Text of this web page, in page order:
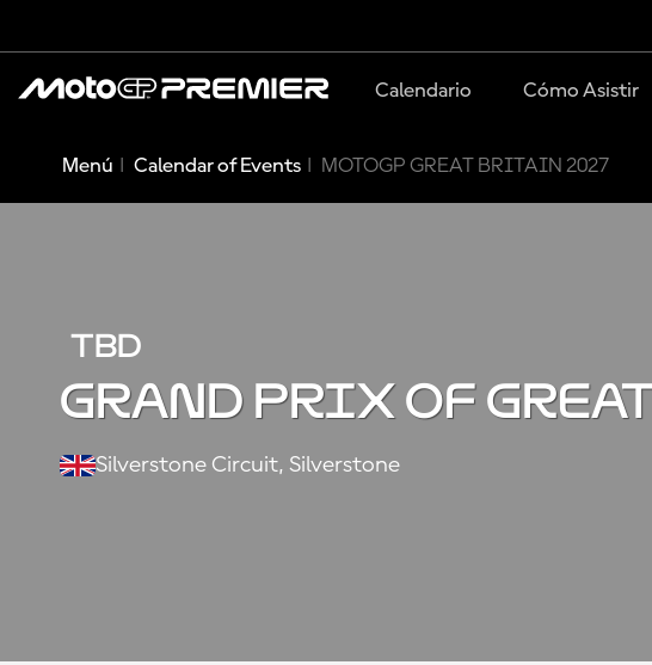
Calendario Cómo Asistir
Menú Calendar of Events MOTOGP GREAT BRITAIN 2027
TBD
GRAND PRIX OF
Silverstone Circuit, Silverstone